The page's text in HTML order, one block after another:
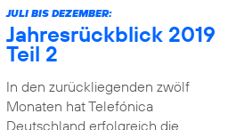
JULI BIS DEZEMBER:
Jahresrückblick 2019
Teil 2
In den zurückliegenden zwölf
Monaten hat Telefónica
Deutschland erfolgreich die